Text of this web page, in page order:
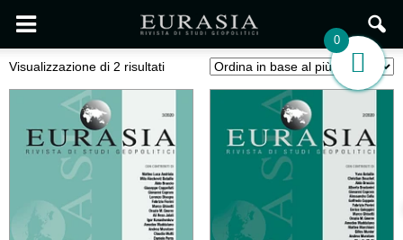
Visualizzazione di 2 risultatiOrdina
più
0